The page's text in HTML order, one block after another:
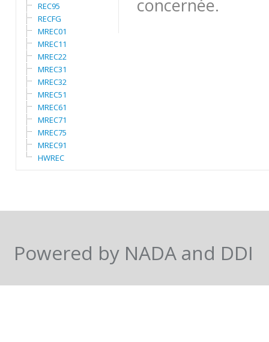
REC95
RECFG
MREC01
MREC11
MREC22
MREC31
MREC32
MREC51
MREC61
MREC71
MREC75
MREC91
HWREC
concernée.
Powered by NADA and DDI